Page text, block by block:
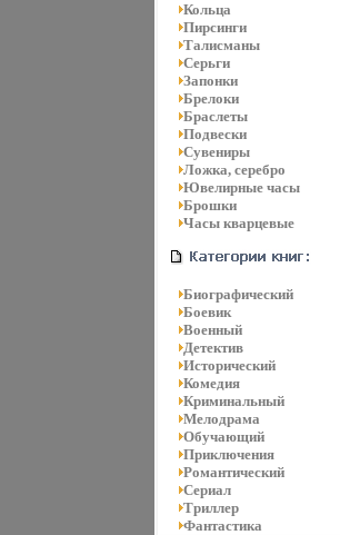
Кольца
Пирсинги
Талисманы
Серьги
Запонки
Брелоки
Браслеты
Подвески
Сувениры
Ложка, серебро
Ювелирные часы
Брошки
Часы кварцевые
Биографический
Боевик
Военный
Детектив
Исторический
Комедия
Криминальный
Мелодрама
Обучающий
Приключения
Романтический
Сериал
Триллер
Фантастика